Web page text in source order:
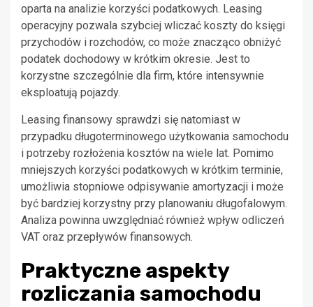
oparta na analizie korzyści podatkowych. Leasing
operacyjny pozwala szybciej wliczać koszty do księgi
przychodów i rozchodów, co może znacząco obniżyć
podatek dochodowy w krótkim okresie. Jest to
korzystne szczególnie dla firm, które intensywnie
eksploatują pojazdy.
Leasing finansowy sprawdzi się natomiast w
przypadku długoterminowego użytkowania samochodu
i potrzeby rozłożenia kosztów na wiele lat. Pomimo
mniejszych korzyści podatkowych w krótkim terminie,
umożliwia stopniowe odpisywanie amortyzacji i może
być bardziej korzystny przy planowaniu długofalowym.
Analiza powinna uwzględniać również wpływ odliczeń
VAT oraz przepływów finansowych.
Praktyczne aspekty
rozliczania samochodu